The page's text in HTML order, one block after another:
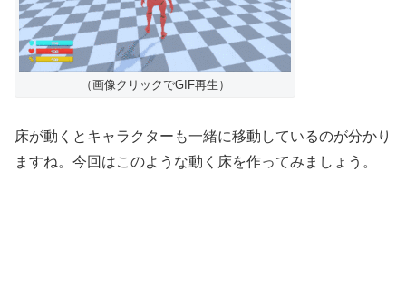
（画像クリックでGIF再生）
床が動くとキャラクターも一緒に移動しているのが分かり
ますね。今回はこのような動く床を作ってみましょう。